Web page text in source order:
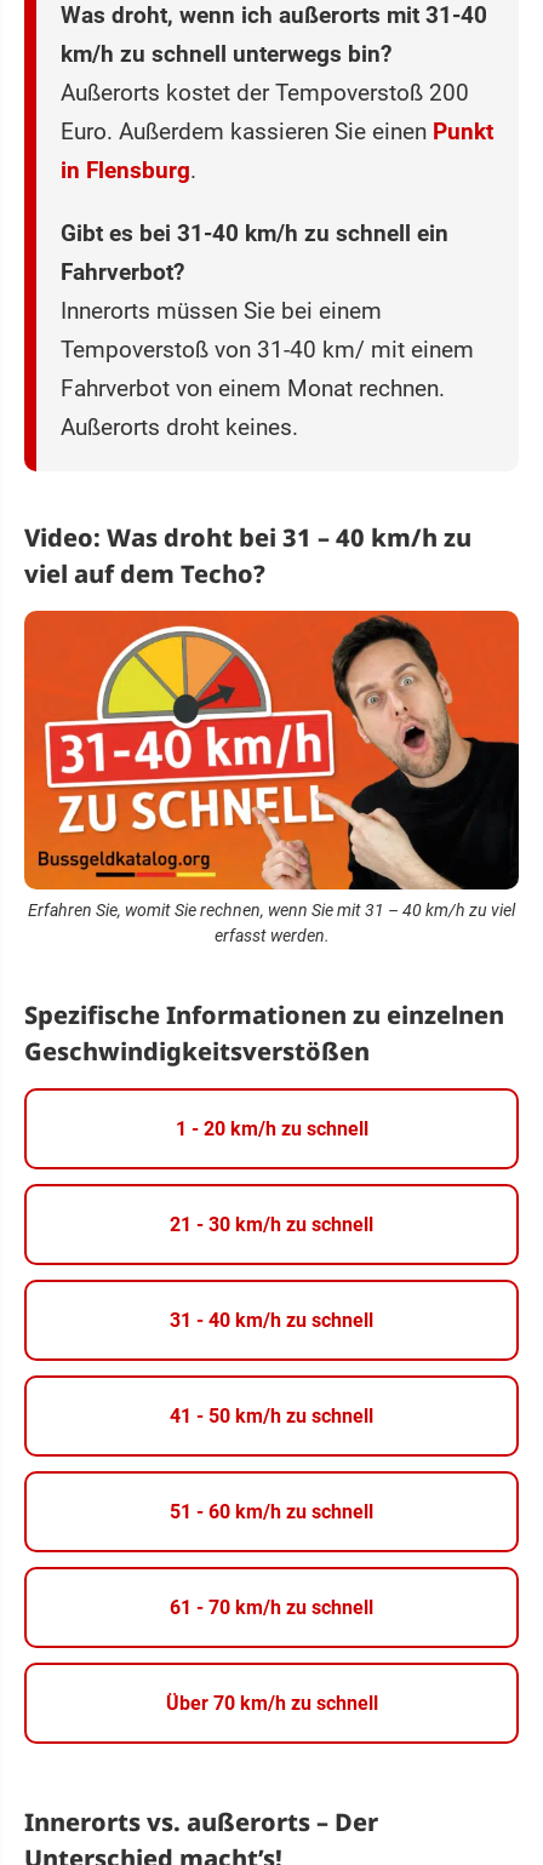
Was droht, wenn ich außerorts mit 31-40
km/h zu schnell unterwegs bin?
Außerorts kostet der Tempoverstoß 200
Euro. Außerdem kassieren Sie einen Punkt
in Flensburg.
Gibt es bei 31-40 km/h zu schnell ein
Fahrverbot?
Innerorts müssen Sie bei einem
Tempoverstoß von 31-40 km/ mit einem
Fahrverbot von einem Monat rechnen.
Außerorts droht keines.
Video: Was droht bei 31 – 40 km/h zu
viel auf dem Techo?
Erfahren Sie, womit Sie rechnen, wenn Sie mit 31 – 40 km/h zu viel
erfasst werden.
Spezifische Informationen zu einzelnen
Geschwindigkeitsverstößen
1 - 20 km/h zu schnell
21 - 30 km/h zu schnell
31 - 40 km/h zu schnell
41 - 50 km/h zu schnell
51 - 60 km/h zu schnell
61 - 70 km/h zu schnell
Über 70 km/h zu schnell
Innerorts vs. außerorts – Der